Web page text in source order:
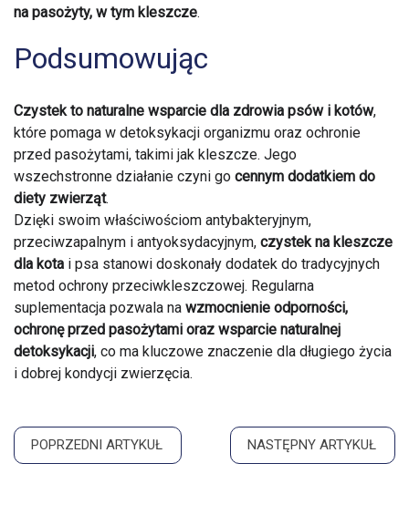
na pasożyty, w tym kleszcze.
Podsumowując
Czystek to naturalne wsparcie dla zdrowia psów i kotów,
które pomaga w detoksykacji organizmu oraz ochronie
przed pasożytami, takimi jak kleszcze. Jego
wszechstronne działanie czyni go cennym dodatkiem do
diety zwierząt.
Dzięki swoim właściwościom antybakteryjnym,
przeciwzapalnym i antyoksydacyjnym, czystek na kleszcze
dla kota i psa stanowi doskonały dodatek do tradycyjnych
metod ochrony przeciwkleszczowej. Regularna
suplementacja pozwala na wzmocnienie odporności,
ochronę przed pasożytami oraz wsparcie naturalnej
detoksykacji, co ma kluczowe znaczenie dla długiego życia
i dobrej kondycji zwierzęcia.
POPRZEDNI ARTYKUŁ NASTĘPNY ARTYKUŁ